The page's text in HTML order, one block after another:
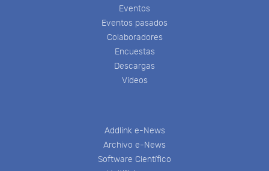
Eventos
Eventos pasados
Colaboradores
Encuestas
Descargas
Videos
Addlink e-News
Archivo e-News
Software Científico